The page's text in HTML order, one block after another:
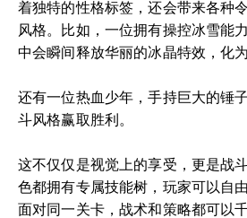
着独特的性格标签，还会带来各种
风格。比如，一位拥有操控冰雪能
中会瞬间释放华丽的冰晶特效，化为
还有一位热血少年，手持巨大的锤
斗风格赢取胜利。
这不仅仅是视觉上的享受，更是战
色都拥有专属技能树，玩家可以自
面对同一关卡，战术和策略都可以